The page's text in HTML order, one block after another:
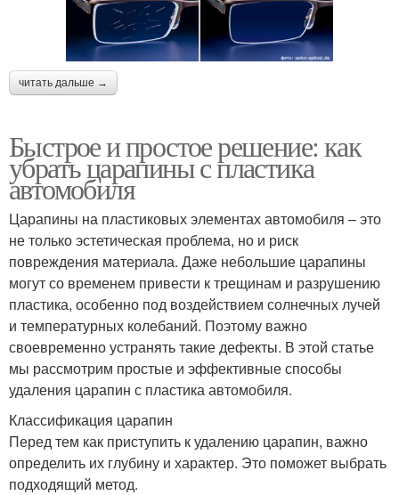
читать дальше →
Быстрое и простое решение: как
убрать царапины с пластика
автомобиля
Царапины на пластиковых элементах автомобиля – это
не только эстетическая проблема, но и риск
повреждения материала. Даже небольшие царапины
могут со временем привести к трещинам и разрушению
пластика, особенно под воздействием солнечных лучей
и температурных колебаний. Поэтому важно
своевременно устранять такие дефекты. В этой статье
мы рассмотрим простые и эффективные способы
удаления царапин с пластика автомобиля.
Классификация царапин
Перед тем как приступить к удалению царапин, важно
определить их глубину и характер. Это поможет выбрать
подходящий метод.